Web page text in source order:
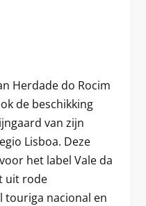
Herdade do Rocim
de beschikking
van zijn
Lisboa. Deze
het label Vale da
uit rode
touriga nacional en